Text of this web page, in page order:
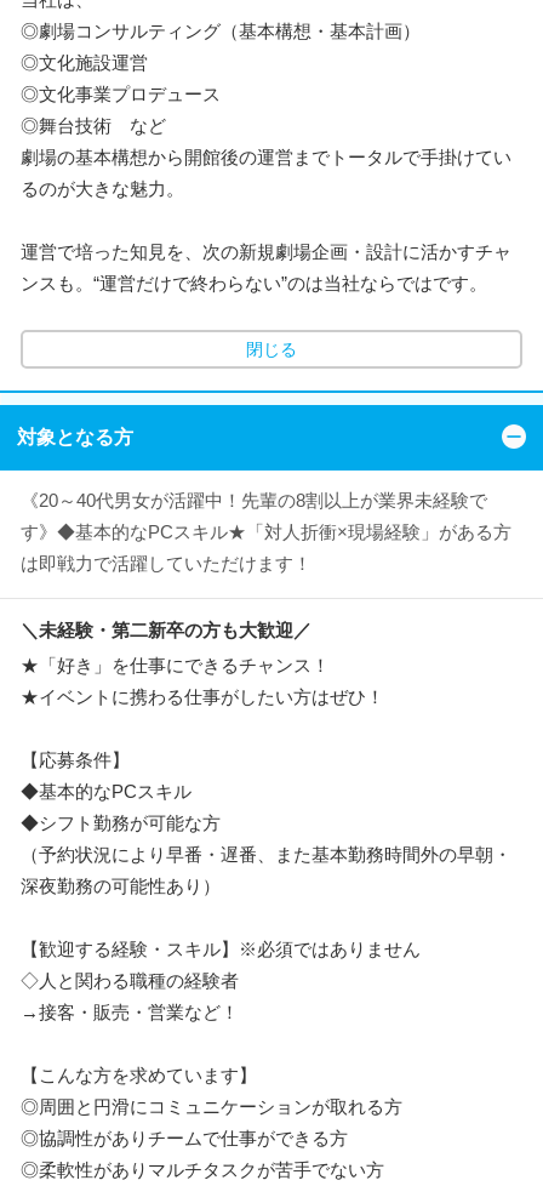
◎劇場コンサルティング（基本構想・基本計画）
◎文化施設運営
◎文化事業プロデュース
◎舞台技術 など
劇場の基本構想から開館後の運営までトータルで手掛けてい
るのが大きな魅力。
運営で培った知見を、次の新規劇場企画・設計に活かすチャ
ンスも。“運営だけで終わらない”のは当社ならではです。
閉じる
対象となる方
《20～40代男女が活躍中！先輩の8割以上が業界未経験で
す》◆基本的なPCスキル★「対人折衝×現場経験」がある方
は即戦力で活躍していただけます！
＼未経験・第二新卒の方も大歓迎／
★「好き」を仕事にできるチャンス！
★イベントに携わる仕事がしたい方はぜひ！
【応募条件】
◆基本的なPCスキル
◆シフト勤務が可能な方
（予約状況により早番・遅番、また基本勤務時間外の早朝・
深夜勤務の可能性あり）
【歓迎する経験・スキル】※必須ではありません
◇人と関わる職種の経験者
→接客・販売・営業など！
【こんな方を求めています】
◎周囲と円滑にコミュニケーションが取れる方
◎協調性がありチームで仕事ができる方
◎柔軟性がありマルチタスクが苦手でない方